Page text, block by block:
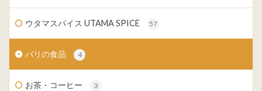
ウタマスパイス UTAMA SPICE 57
バリの食品 4
お茶・コーヒー 3